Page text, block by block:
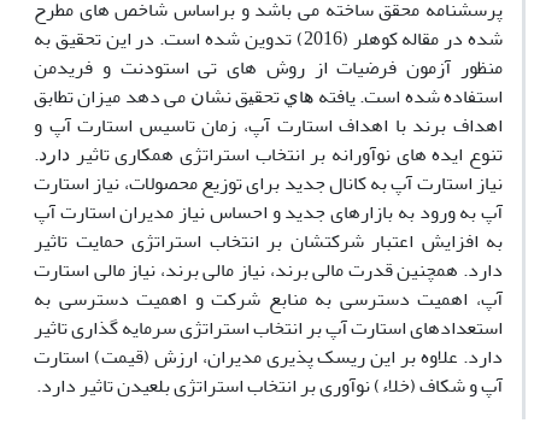
پرسشنامه محقق ساخته می باشد و براساس شاخص های مطرح
شده در مقاله کوهلر (2016) تدوین شده است. در این تحقیق به
منظور آزمون فرضیات از روش های تی استودنت و فریدمن
استفاده شده است. ﻳﺎﻓﺘﻪ ﻫﺎﻱ ﺗﺤﻘﻴﻖ ﻧﺸﺎﻥ می دهد میزان تطابق
اهداف برند با اهداف استارت آپ، زمان تاسیس استارت آپ و
تنوع ایده های نوآورانه بر انتخاب استراتژی همکاری تاثیر ﺩﺍﺭﺩ.
نیاز استارت آپ به کانال جدید برای توزیع محصولات، نیاز استارت
آپ به ورود به بازارهای جدید و احساس نیاز مدیران استارت آپ
به افزایش اعتبار شرکتشان بر انتخاب استراتژی حمایت تاثیر
دارد. همچنین قدرت مالی برند، نیاز مالی برند، نیاز مالی استارت
آپ، اهمیت دسترسی به منابع شرکت و اهمیت دسترسی به
استعدادهای استارت آپ بر انتخاب استراتژی سرمایه گذاری تاثیر
دارد. علاوه بر این ریسک پذیری مدیران، ارزش (قیمت) استارت
آپ و شکاف (خلاء) نوآوری بر انتخاب استراتژی بلعیدن تاثیر دارد.